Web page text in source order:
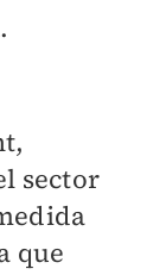
sector
que